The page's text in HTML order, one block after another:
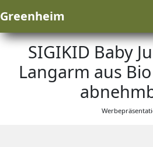
Greenheim
SIGIKID Baby
Langarm aus